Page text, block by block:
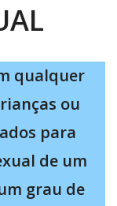
qualquer
ou
para
de um
grau de